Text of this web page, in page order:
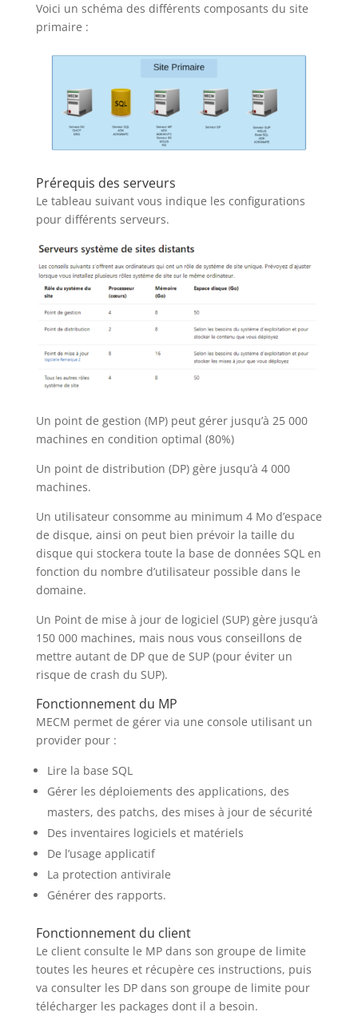
Voici un schéma des différents composants du site
primaire :
Prérequis des serveurs
Le tableau suivant vous indique les configurations
pour différents serveurs.
Un point de gestion (MP) peut gérer jusqu’à 25 000
machines en condition optimal (80%)
Un point de distribution (DP) gère jusqu’à 4 000
machines.
Un utilisateur consomme au minimum 4 Mo d’espace
de disque, ainsi on peut bien prévoir la taille du
disque qui stockera toute la base de données SQL en
fonction du nombre d’utilisateur possible dans le
domaine.
Un Point de mise à jour de logiciel (SUP) gère jusqu’à
150 000 machines, mais nous vous conseillons de
mettre autant de DP que de SUP (pour éviter un
risque de crash du SUP).
Fonctionnement du MP
MECM permet de gérer via une console utilisant un
provider pour :
Lire la base SQL
Gérer les déploiements des applications, des
masters, des patchs, des mises à jour de sécurité
Des inventaires logiciels et matériels
De l’usage applicatif
La protection antivirale
Générer des rapports.
Fonctionnement du client
Le client consulte le MP dans son groupe de limite
toutes les heures et récupère ces instructions, puis
va consulter les DP dans son groupe de limite pour
télécharger les packages dont il a besoin.